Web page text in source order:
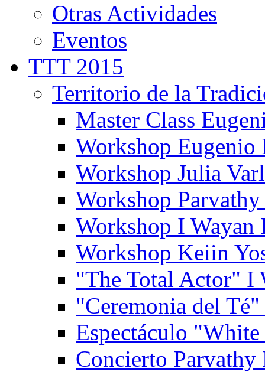
Otras Actividades
Eventos
TTT 2015
Territorio de la
Master Class
Workshop Eugenio
Workshop Julia
Workshop
Workshop I Wayan
Workshop Keiin
"The Total Actor" I
"Ceremonia del
Espectáculo
Concierto Parvathy